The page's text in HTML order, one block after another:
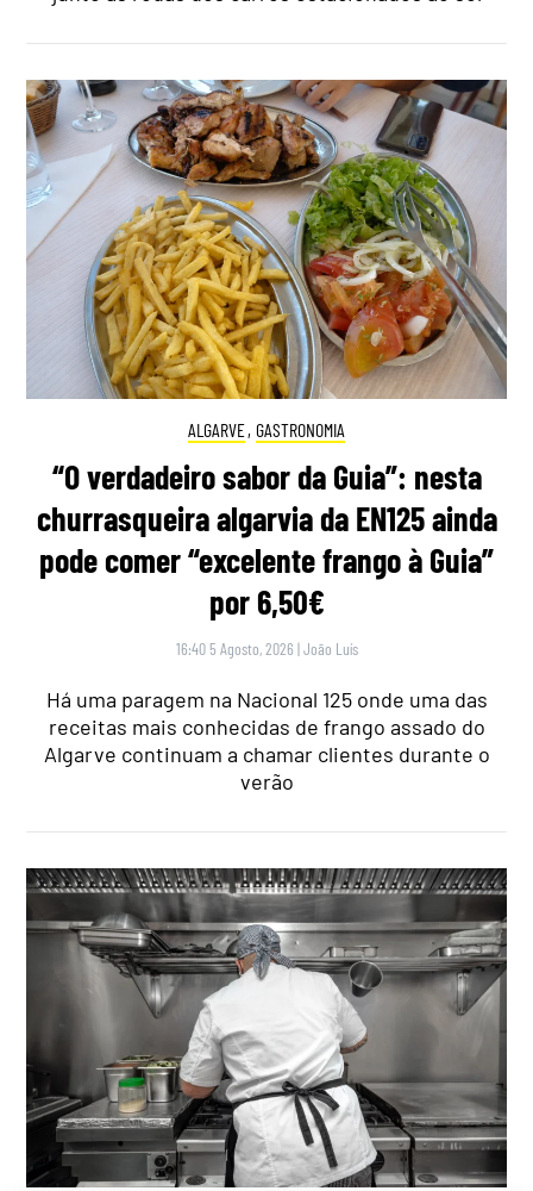
ALGARVE, GASTRONOMIA
“O verdadeiro sabor da Guia”: nesta
churrasqueira algarvia da EN125 ainda
pode comer “excelente frango à Guia”
por 6,50€
16:40 5 Agosto, 2026 |João Luís
Há uma paragem na Nacional 125 onde uma das
receitas mais conhecidas de frango assado do
Algarve continuam a chamar clientes durante o
verão